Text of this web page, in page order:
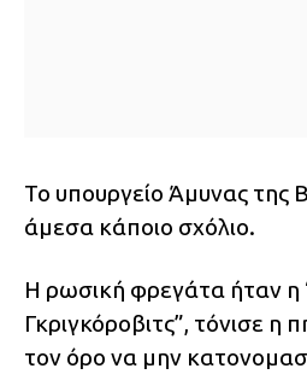
Το υπουργείο Άμυνας της
άμεσα κάποιο σχόλιο.
Η ρωσική φρεγάτα ήταν η
Γκριγκόροβιτς”, τόνισε η
τον όρο να μην